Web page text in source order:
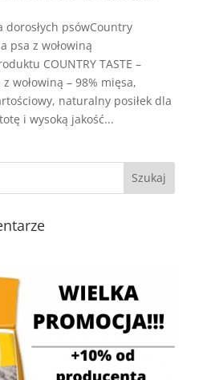
psówCountry
psa z wołowiną
COUNTRY TASTE –
wołowiną – 98% mięsa,
naturalny posiłek dla
i wysoką jakość...